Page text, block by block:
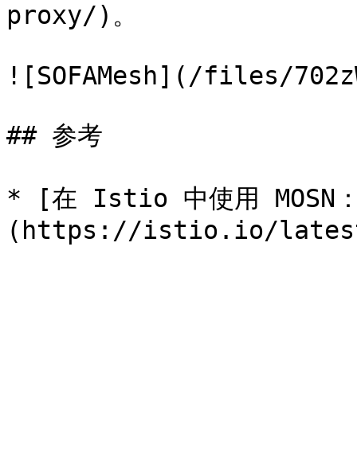
proxy/)。
![SOFAMesh](/files/
## 参考
* [在 Istio 中使用 MOSN